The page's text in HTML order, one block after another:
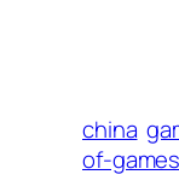
china
of-games